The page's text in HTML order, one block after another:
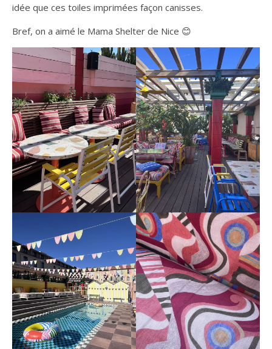
idée que ces toiles imprimées façon canisses.
Bref, on a aimé le Mama Shelter de Nice 😊